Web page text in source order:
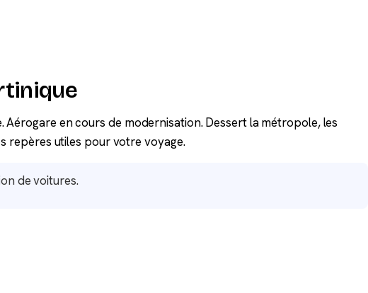
en cours de modernisation. Dessert la métropole, les
repères utiles pour votre voyage.
de voitures.